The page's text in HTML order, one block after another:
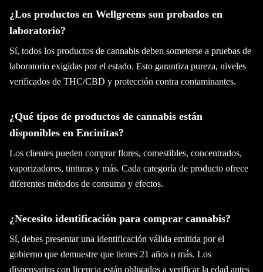
¿Los productos en Wellgreens son probados en
laboratorio?
Sí, todos los productos de cannabis deben someterse a pruebas de
laboratorio exigidas por el estado. Esto garantiza pureza, niveles
verificados de THC/CBD y protección contra contaminantes.
¿Qué tipos de productos de cannabis están
disponibles en Encinitas?
Los clientes pueden comprar flores, comestibles, concentrados,
vaporizadores, tinturas y más. Cada categoría de producto ofrece
diferentes métodos de consumo y efectos.
¿Necesito identificación para comprar cannabis?
Sí, debes presentar una identificación válida emitida por el
gobierno que demuestre que tienes 21 años o más. Los
dispensarios con licencia están obligados a verificar la edad antes